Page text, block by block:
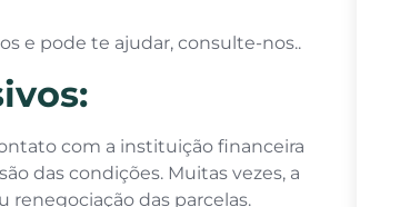
e pode te ajudar, consulte-nos..
com a instituição financeira
das condições. Muitas vezes, a
renegociação das parcelas.